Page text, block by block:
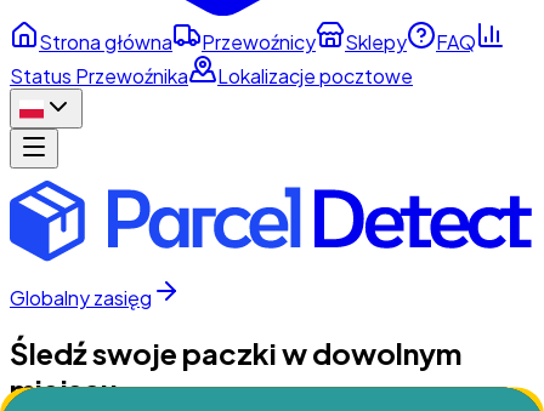
Strona główna Przewoźnicy Sklepy
FAQ
Status Przewoźnika
Lokalizacje pocztowe
Globalny zasięg
Śledź swoje paczki w dowolnym
miejscu